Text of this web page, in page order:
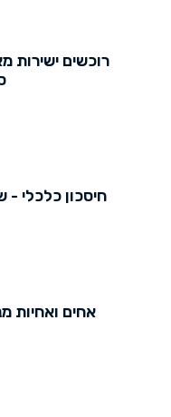
רוכשים ישירות
חיסכון כלכלי -
אחים ואחיות